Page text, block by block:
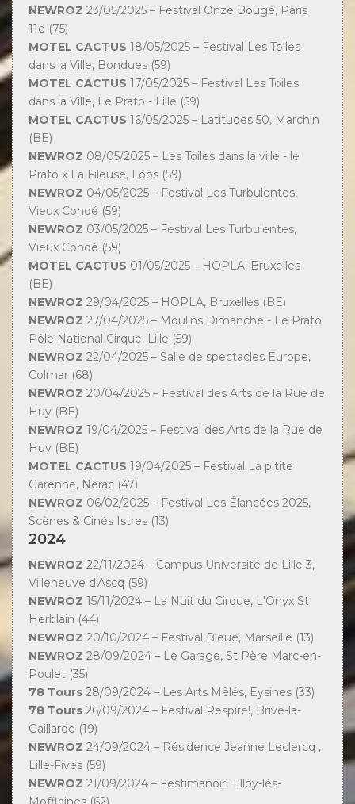
NEWROZ 23/05/2025 – Festival Onze Bouge, Paris
11e (75)
MOTEL CACTUS 18/05/2025 – Festival Les Toiles
dans la Ville, Bondues (59)
MOTEL CACTUS 17/05/2025 – Festival Les Toiles
dans la Ville, Le Prato - Lille (59)
MOTEL CACTUS 16/05/2025 – Latitudes 50, Marchin
(BE)
NEWROZ 08/05/2025 – Les Toiles dans la ville - le
Prato x La Fileuse, Loos (59)
NEWROZ 04/05/2025 – Festival Les Turbulentes,
Vieux Condé (59)
NEWROZ 03/05/2025 – Festival Les Turbulentes,
Vieux Condé (59)
MOTEL CACTUS 01/05/2025 – HOPLA, Bruxelles
(BE)
NEWROZ 29/04/2025 – HOPLA, Bruxelles (BE)
NEWROZ 27/04/2025 – Moulins Dimanche - Le Prato
Pôle National Cirque, Lille (59)
NEWROZ 22/04/2025 – Salle de spectacles Europe,
Colmar (68)
NEWROZ 20/04/2025 – Festival des Arts de la Rue de
Huy (BE)
NEWROZ 19/04/2025 – Festival des Arts de la Rue de
Huy (BE)
MOTEL CACTUS 19/04/2025 – Festival La p'tite
Garenne, Nerac (47)
NEWROZ 06/02/2025 – Festival Les Élancées 2025,
Scènes & Cinés Istres (13)
2024
NEWROZ 22/11/2024 – Campus Université de Lille 3,
Villeneuve d'Ascq (59)
NEWROZ 15/11/2024 – La Nuit du Cirque, L'Onyx St
Herblain (44)
NEWROZ 20/10/2024 – Festival Bleue, Marseille (13)
NEWROZ 28/09/2024 – Le Garage, St Père Marc-en-
Poulet (35)
78 Tours 28/09/2024 – Les Arts Mêlés, Eysines (33)
78 Tours 26/09/2024 – Festival Respire!, Brive-la-
Gaillarde (19)
NEWROZ 24/09/2024 – Résidence Jeanne Leclercq ,
Lille-Fives (59)
NEWROZ 21/09/2024 – Festimanoir, Tilloy-lès-